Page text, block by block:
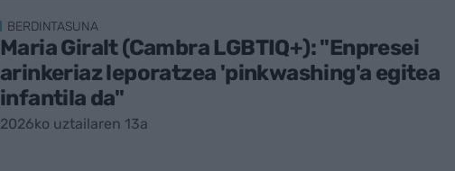
BERDINTASUNA
Maria Giralt (Cambra LGBTIQ+): "Enpresei
arinkeriaz leporatzea 'pinkwashing'a egitea
infantila da"
2026ko uztailaren 13a